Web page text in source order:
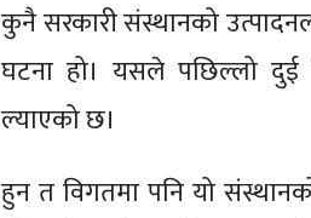
कुनै सरकारी संस्थानको
घटना हो। यसले पछिल्लो दुई
ल्याएको छ।
हुन त विगतमा पनि यो